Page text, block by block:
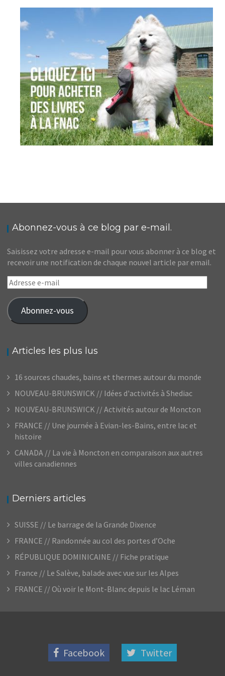
Abonnez-vous à ce blog par e-mail.
Saisissez votre adresse e-mail pour vous abonner à ce blog et
recevoir une notification de chaque nouvel article par email.
Adresse
e-
mail
Abonnez-vous
Articles les plus lus
16 sources chaudes, bains et thermes autour du monde
NOUVEAU-BRUNSWICK // Idées d'activités à Shediac
NOUVEAU-BRUNSWICK // Activités autour de Moncton
FRANCE // Une journée à Evian-les-Bains, entre lac et
histoire
CANADA // La vie à Moncton en comparaison aux autres
villes canadiennes
Derniers articles
SUISSE // Le barrage de la Grande Dixence
FRANCE // Randonnée au col des portes d’Oche
RÉPUBLIQUE DOMINICAINE // Fiche pratique
France // Le Salève, balade avec vue sur les Alpes
FRANCE // Où voir le Mont-Blanc depuis le lac Léman
Facebook Twitter